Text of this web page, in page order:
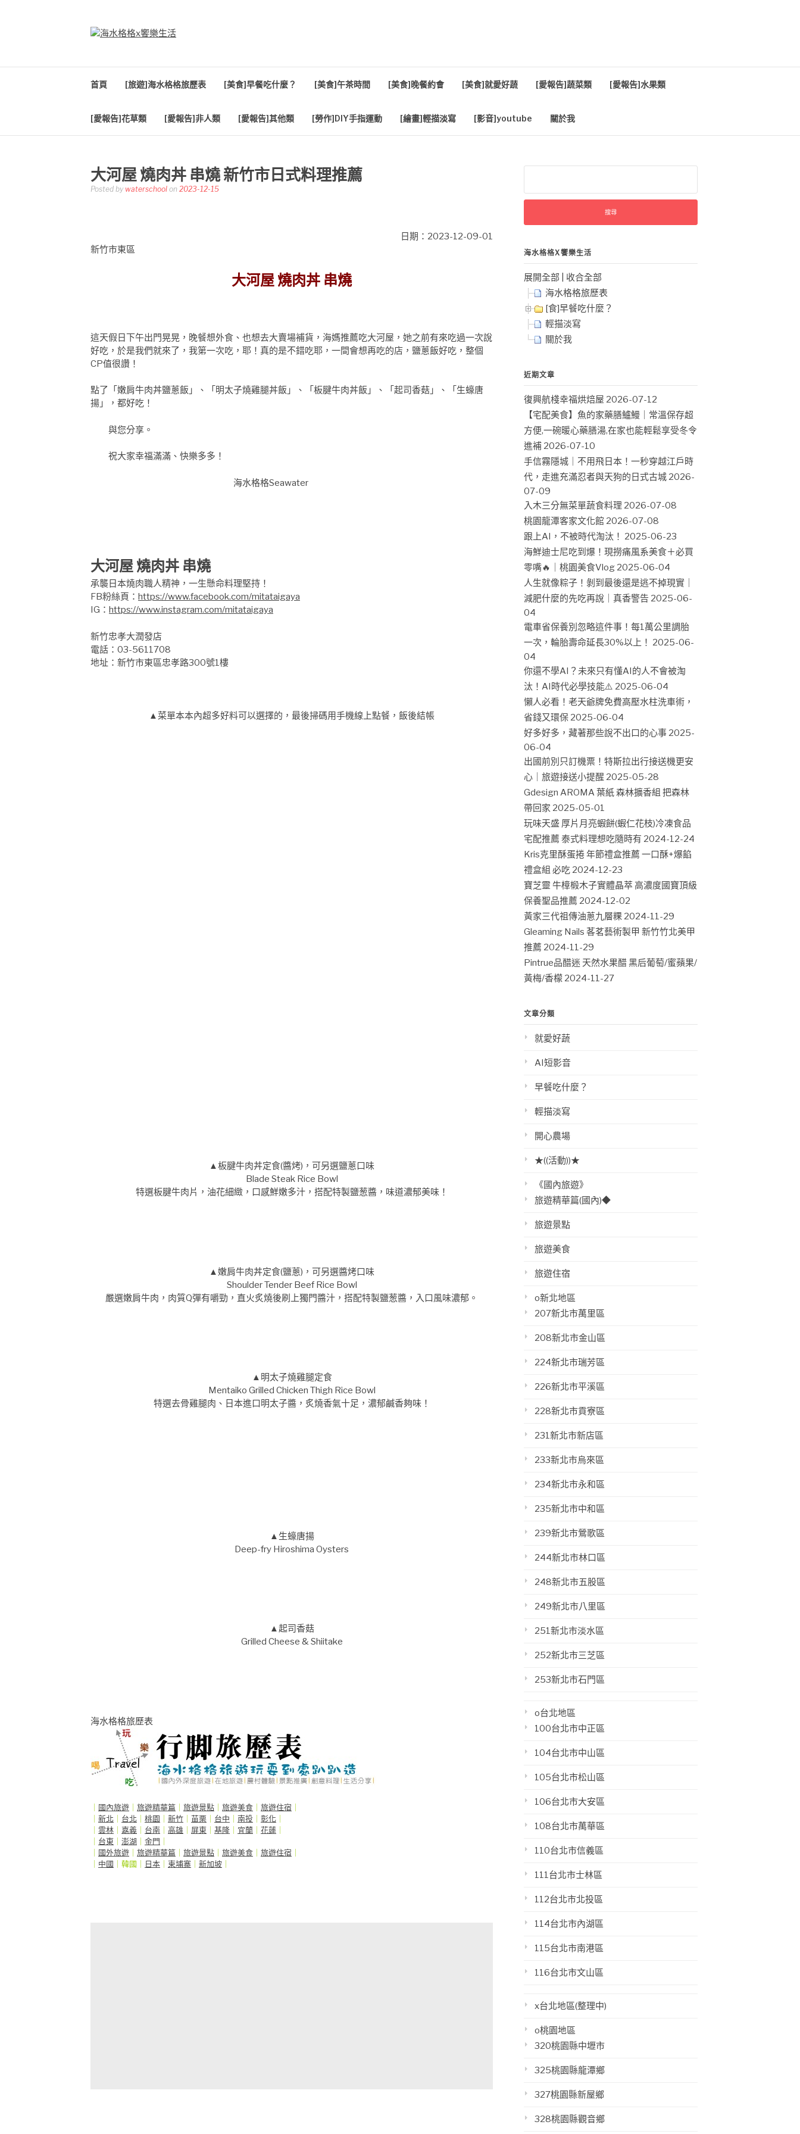
首頁 [旅遊]海水格格旅歷表 [美食]早餐吃什麼？ [美食]午茶時間 [美食]晚餐約會 [美食]就愛好蔬 [愛報告]蔬菜類 [愛報告]水果類
[愛報告]花草類 [愛報告]非人類 [愛報告]其他類 [勞作]DIY手指運動 [繪畫]輕描淡寫 [影音]youtube 關於我
大河屋 燒肉丼 串燒 新竹市日式料理推薦
Posted by waterschool on 2023-12-15
日期：2023-12-09-01
新竹市東區
大河屋 燒肉丼 串燒
這天假日下午出門晃晃，晚餐想外食、也想去大賣場補貨，海媽推薦吃大河屋，她之前有來吃過一次說
好吃，於是我們就來了，我第一次吃，耶！真的是不錯吃耶，一間會想再吃的店，鹽蔥飯好吃，整個
CP值很讚！
點了「嫩肩牛肉丼鹽蔥飯」、「明太子燒雞腿丼飯」、「板腱牛肉丼飯」、「起司香菇」、「生蠔唐
揚」，都好吃！
與您分享。
祝大家幸福滿滿、快樂多多！
海水格格Seawater
大河屋 燒肉丼 串燒
承襲日本燒肉職人精神，一生懸命料理堅持！
FB粉絲頁： https://www.facebook.com/mitataigaya
IG： https://www.instagram.com/mitataigaya
新竹忠孝大潤發店
電話：03-5611708
地址：新竹市東區忠孝路300號1樓
▲菜單本本內超多好料可以選擇的，最後掃碼用手機線上點餐，飯後結帳
▲板腱牛肉丼定食(醬烤)，可另選鹽蔥口味
Blade Steak Rice Bowl
特選板腱牛肉片，油花細緻，口感鮮嫩多汁，搭配特製鹽葱醬，味道濃郁美味！
▲嫩肩牛肉丼定食(鹽蔥)，可另選醬烤口味
Shoulder Tender Beef Rice Bowl
嚴選嫩肩牛肉，肉質Q彈有嚼勁，直火炙燒後刷上獨門醬汁，搭配特製鹽葱醬，入口風味濃郁。
▲明太子燒雞腿定食
Mentaiko Grilled Chicken Thigh Rice Bowl
特選去骨雞腿肉、日本進口明太子醬，炙燒香氣十足，濃郁鹹香夠味！
▲生蠔唐揚
Deep-fry Hiroshima Oysters
▲起司香菇
Grilled Cheese & Shiitake
海水格格旅歷表
國內旅遊 旅遊精華篇 旅遊景點 旅遊美食 旅遊住宿
新北 台北 桃園 新竹 苗栗 台中 南投 彰化
雲林 嘉義 台南 高雄 屏東 基隆 宜蘭 花蓮
台東 澎湖 金門
國外旅遊 旅遊精華篇 旅遊景點 旅遊美食 旅遊住宿
中國 ｜韓國｜ 日本 柬埔寨 新加坡
關
字:
海水格格X饗樂生活
展開全部
收合全部
海水格格旅歷表
[食]早餐吃什麼？
輕描淡寫
關於我
近期文章
復興航棧幸福烘焙屋 2026-07-12
【宅配美食】魚的家藥膳鱸鰻｜常溫保存超
方便,一碗暖心藥膳湯,在家也能輕鬆享受冬令
進補 2026-07-10
手信霧隱城｜不用飛日本！一秒穿越江戶時
代，走進充滿忍者與天狗的日式古城 2026-
07-09
入木三分無菜單蔬食料理 2026-07-08
桃園龍潭客家文化館 2026-07-08
跟上AI，不被時代淘汰！ 2025-06-23
海鮮迪士尼吃到爆！現撈痛風系美食＋必買
零嘴🔥｜桃園美食Vlog 2025-06-04
人生就像粽子！剝到最後還是逃不掉現實｜
減肥什麼的先吃再說｜真香警告 2025-06-
04
電車省保養別忽略這件事！每1萬公里調胎
一次，輪胎壽命延長30%以上！ 2025-06-
04
你還不學AI？未來只有懂AI的人不會被淘
汰！AI時代必學技能⚠️ 2025-06-04
懶人必看！老天爺牌免費高壓水柱洗車術，
省錢又環保 2025-06-04
好多好多，藏著那些說不出口的心事 2025-
06-04
出國前別只訂機票！特斯拉出行接送機更安
心｜旅遊接送小提醒 2025-05-28
Gdesign AROMA 葉紙 森林擴香組 把森林
帶回家 2025-05-01
玩味天盛 厚片月亮蝦餅(蝦仁花枝)冷凍食品
宅配推薦 泰式料理想吃隨時有 2024-12-24
Kris克里酥蛋捲 年節禮盒推薦 一口酥+爆餡
禮盒組 必吃 2024-12-23
寶芝靈 牛樟椴木子實體晶萃 高濃度國寶頂級
保養聖品推薦 2024-12-02
黃家三代祖傳油蔥九層粿 2024-11-29
Gleaming Nails 茖茗藝術製甲 新竹竹北美甲
推薦 2024-11-29
Pintrue品醋迷 天然水果醋 黑后葡萄/蜜蘋果/
黃梅/香檬 2024-11-27
文章分類
就愛好蔬
AI短影音
早餐吃什麼？
輕描淡寫
開心農場
★((活動))★
《國內旅遊》
旅遊精華篇(國內)◆
旅遊景點
旅遊美食
旅遊住宿
o新北地區
207新北市萬里區
208新北市金山區
224新北市瑞芳區
226新北市平溪區
228新北市貢寮區
231新北市新店區
233新北市烏來區
234新北市永和區
235新北市中和區
239新北市鶯歌區
244新北市林口區
248新北市五股區
249新北市八里區
251新北市淡水區
252新北市三芝區
253新北市石門區
o台北地區
100台北市中正區
104台北市中山區
105台北市松山區
106台北市大安區
108台北市萬華區
110台北市信義區
111台北市士林區
112台北市北投區
114台北市內湖區
115台北市南港區
116台北市文山區
x台北地區(整理中)
o桃園地區
320桃園縣中壢市
325桃園縣龍潭鄉
327桃園縣新屋鄉
328桃園縣觀音鄉